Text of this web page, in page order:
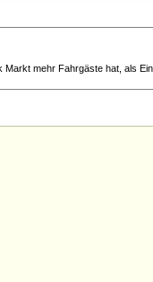
mehr Fahrgäste hat, als